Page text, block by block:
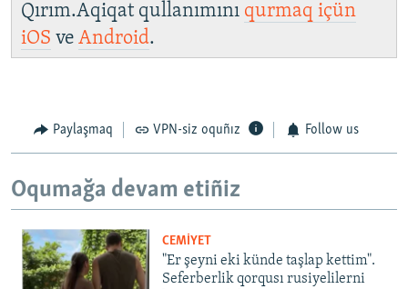
Qırım.Aqiqat qullanımını qurmaq içün
iOS ve Android.
Paylaşmaq VPN-siz oquñız Follow us
Oqumağa devam etiñiz
CEMİYET
"Er şeyni eki künde taşlap kettim".
Seferberlik qorqusı rusiyelilerni